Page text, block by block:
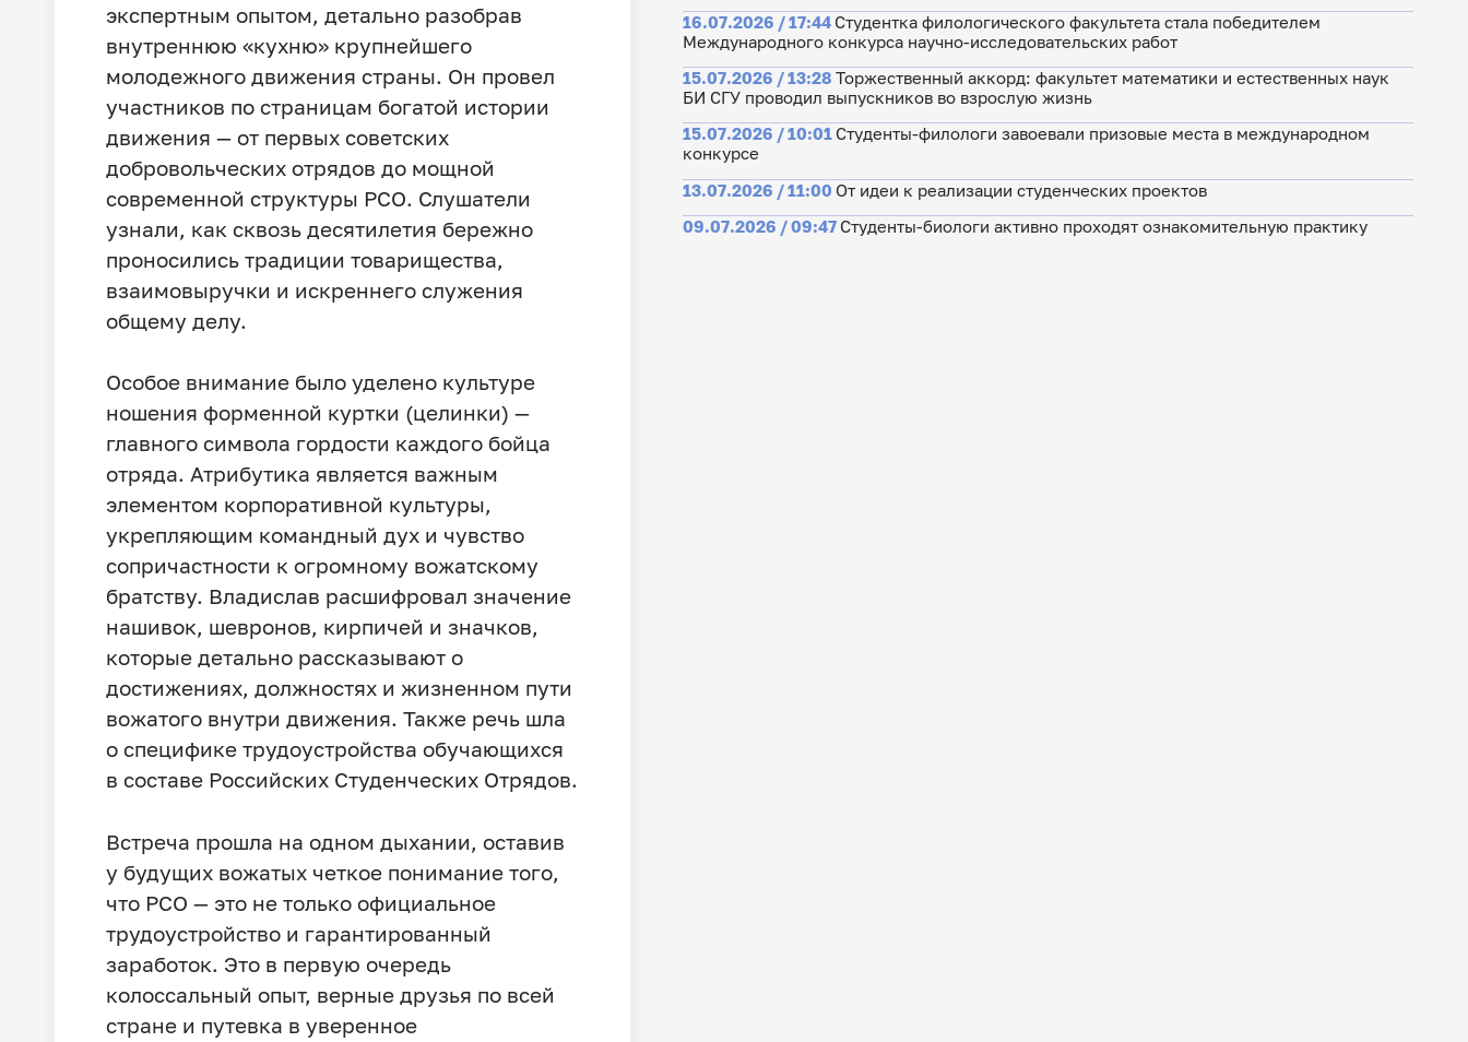
экспертным опытом, детально разобрав
внутреннюю «кухню» крупнейшего
молодежного движения страны. Он провел
участников по страницам богатой истории
движения — от первых советских
добровольческих отрядов до мощной
современной структуры РСО. Слушатели
узнали, как сквозь десятилетия бережно
проносились традиции товарищества,
взаимовыручки и искреннего служения
общему делу.
Особое внимание было уделено культуре
ношения форменной куртки (целинки) —
главного символа гордости каждого бойца
отряда. Атрибутика является важным
элементом корпоративной культуры,
укрепляющим командный дух и чувство
сопричастности к огромному вожатскому
братству. Владислав расшифровал значение
нашивок, шевронов, кирпичей и значков,
которые детально рассказывают о
достижениях, должностях и жизненном пути
вожатого внутри движения. Также речь шла
о специфике трудоустройства обучающихся
в составе Российских Студенческих Отрядов.
Встреча прошла на одном дыхании, оставив
у будущих вожатых четкое понимание того,
что РСО — это не только официальное
трудоустройство и гарантированный
заработок. Это в первую очередь
колоссальный опыт, верные друзья по всей
стране и путевка в уверенное
16.07.2026 / 17:44 Студентка филологического факультета стала победителем
Международного конкурса научно-исследовательских работ
15.07.2026 / 13:28 Торжественный аккорд: факультет математики и естественных наук
БИ СГУ проводил выпускников во взрослую жизнь
15.07.2026 / 10:01 Студенты-филологи завоевали призовые места в международном
конкурсе
13.07.2026 / 11:00 От идеи к реализации студенческих проектов
09.07.2026 / 09:47 Студенты-биологи активно проходят ознакомительную практику